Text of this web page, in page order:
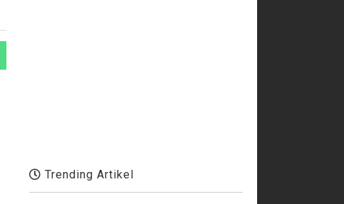
Trending Artikel